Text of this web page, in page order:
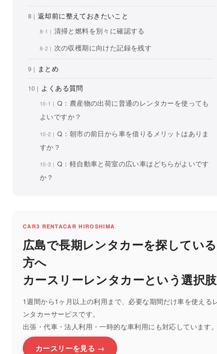
返却前に整えておきたいこと
清掃と燃料を別々に確認する
次の収穫期に向けた記録を残す
まとめ
よくある質問
Q：農産物の出荷に普通のレンタカーを使っても
よいですか？
Q：朝市の前日から車を借りるメリットはありま
すか？
Q：軽自動車と荷室の広い車はどちらがよいです
か？
CAR3 RENTACAR HIROSHIMA
広島で長期レンタカーを探している
方へ
カースリーレンタカーという選択肢
1週間から1ヶ月以上の利用まで、必要な期間だけ車を使える
ンタカーサービスです。
出張・代車・法人利用・一時的な車利用にも対応しています
カースリーを見る →